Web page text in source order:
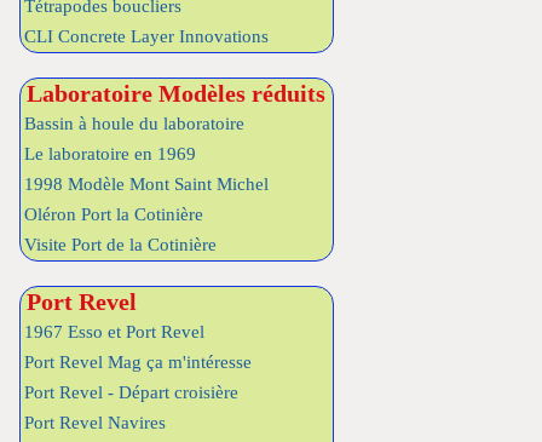
Tétrapodes boucliers
CLI Concrete Layer Innovations
Laboratoire Modèles réduits
Bassin à houle du laboratoire
Le laboratoire en 1969
1998 Modèle Mont Saint Michel
Oléron Port la Cotinière
Visite Port de la Cotinière
Port Revel
1967 Esso et Port Revel
Port Revel Mag ça m'intéresse
Port Revel - Départ croisière
Port Revel Navires